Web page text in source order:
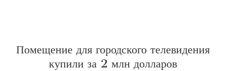
Помещение для городского телевидения
купили за 2 млн долларов